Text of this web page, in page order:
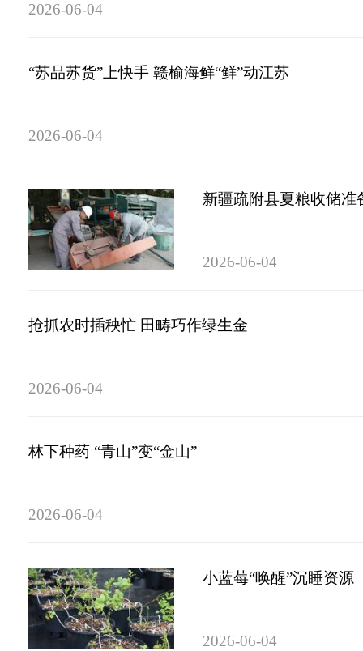
2026-06-04
“苏品苏货”上快手 赣榆海鲜“鲜”动江苏
2026-06-04
新疆疏附县夏粮收储
2026-06-04
抢抓农时插秧忙 田畴巧作绿生金
2026-06-04
林下种药 “青山”变“金山”
2026-06-04
小蓝莓“唤醒”沉睡资源
2026-06-04